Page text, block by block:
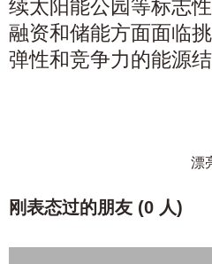
续太阳能公园等标志
融资和储能方面面临
弹性和竞争力的能源结
漂
刚表态过的朋友 (0 人)